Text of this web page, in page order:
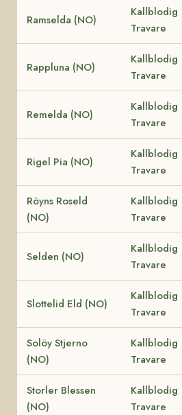
Ramselda (NO)
Kallblodig
Travare
Rappluna (NO)
Kallblodig
Travare
Remelda (NO)
Kallblodig
Travare
Rigel Pia (NO)
Kallblodig
Travare
Röyns Roseld
(NO)
Kallblodig
Travare
Selden (NO)
Kallblodig
Travare
Slottelid Eld (NO)
Kallblodig
Travare
Solöy Stjerno
(NO)
Kallblodig
Travare
Storler Blessen
(NO)
Kallblodig
Travare